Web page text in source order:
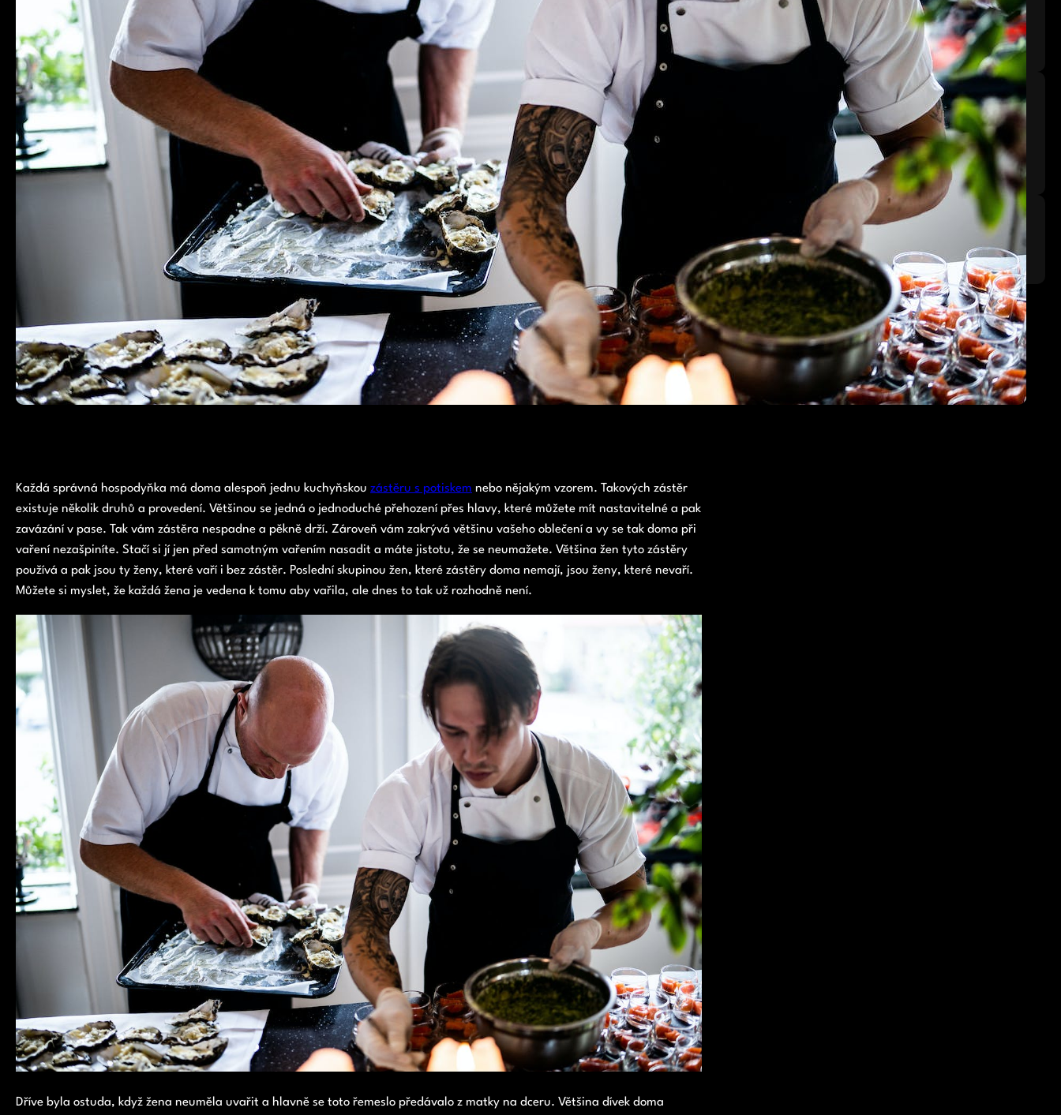
Každá správná hospodyňka má doma alespoň jednu kuchyňskou zástěru s potiskem nebo nějakým vzorem. Takových zástěr
existuje několik druhů a provedení. Většinou se jedná o jednoduché přehození přes hlavy, které můžete mít nastavitelné a pak
zavázání v pase. Tak vám zástěra nespadne a pěkně drží. Zároveň vám zakrývá většinu vašeho oblečení a vy se tak doma při
vaření nezašpiníte. Stačí si jí jen před samotným vařením nasadit a máte jistotu, že se neumažete. Většina žen tyto zástěry
používá a pak jsou ty ženy, které vaří i bez zástěr. Poslední skupinou žen, které zástěry doma nemají, jsou ženy, které nevaří.
Můžete si myslet, že každá žena je vedena k tomu aby vařila, ale dnes to tak už rozhodně není.
Dříve byla ostuda, když žena neuměla uvařit a hlavně se toto řemeslo předávalo z matky na dceru. Většina dívek doma
Potíže s PC
Tags